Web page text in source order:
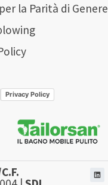
la Parità di Genere
Privacy Policy